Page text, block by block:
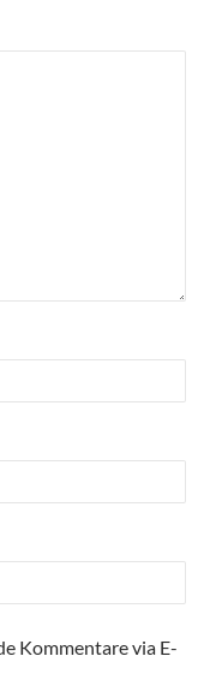
Kommentare via E-